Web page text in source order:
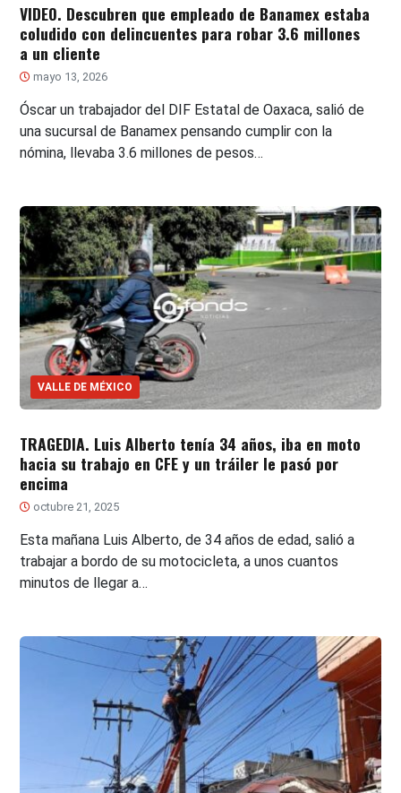
VIDEO. Descubren que empleado de Banamex estaba
coludido con delincuentes para robar 3.6 millones
a un cliente
mayo 13, 2026
Óscar un trabajador del DIF Estatal de Oaxaca, salió de
una sucursal de Banamex pensando cumplir con la
nómina, llevaba 3.6 millones de pesos…
VALLE DE MÉXICO
TRAGEDIA. Luis Alberto tenía 34 años, iba en moto
hacia su trabajo en CFE y un tráiler le pasó por
encima
octubre 21, 2025
Esta mañana Luis Alberto, de 34 años de edad, salió a
trabajar a bordo de su motocicleta, a unos cuantos
minutos de llegar a…